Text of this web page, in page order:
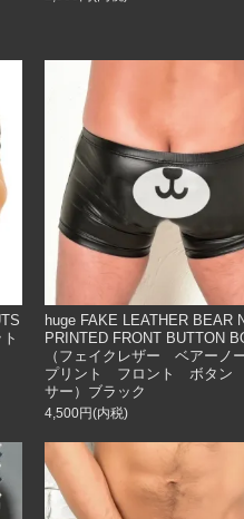
huge FAKE LEATHER BEAR
PRINTED FRONT BUTTON
（フェイクレザー ベアー
プリント フロント ボタン
サー）ブラック
4,500円(内税)